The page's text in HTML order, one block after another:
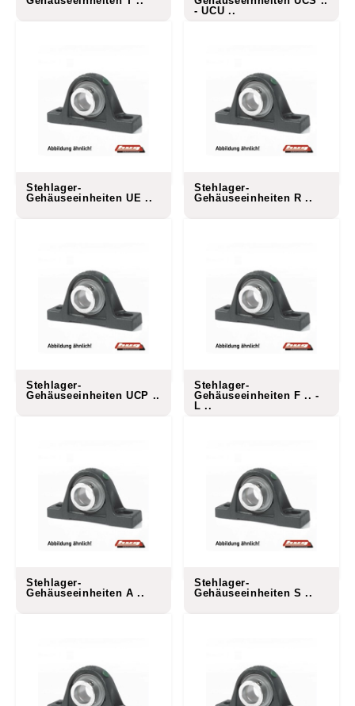
- UCU ..
Stehlager-
Gehäuseeinheiten UE ..
Stehlager-
Gehäuseeinheiten R ..
Stehlager-
Gehäuseeinheiten UCP ..
Stehlager-
Gehäuseeinheiten F .. -
L ..
Stehlager-
Gehäuseeinheiten A ..
Stehlager-
Gehäuseeinheiten S ..